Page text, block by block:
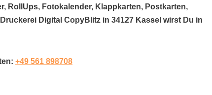
RollUps, Fotokalender, Klappkarten, Postkarten,
Digital CopyBlitz in 34127 Kassel wirst Du in
+49 561 898708